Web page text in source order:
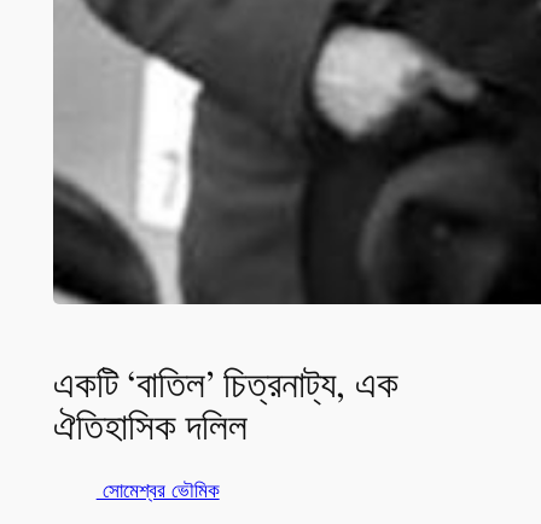
একটি ‘বাতিল’ চিত্রনাট্য, এক
ঐতিহাসিক দলিল
সোমেশ্বর ভৌমিক